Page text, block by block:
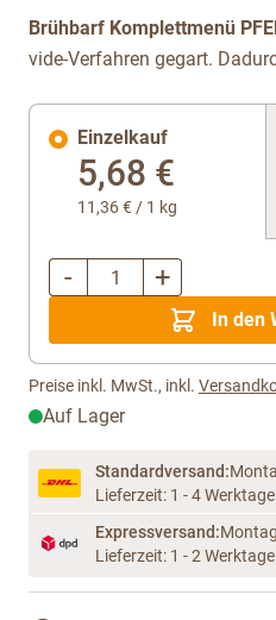
Brühbarf Komplettmenü
vide-Verfahren gegart.
Einzelkauf
5,68 €
11,36 € / 1 kg
Menge
- +
In den
Preise inkl. MwSt., inkl.
Auf Lager
Standardversand:
Lieferzeit: 1 - 4
Expressversand:
Lieferzeit: 1 - 2